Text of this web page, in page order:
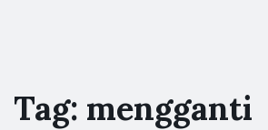
Tag: mengganti